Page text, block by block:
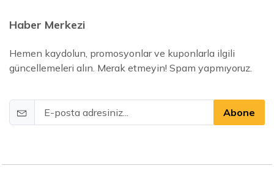
Haber Merkezi
Hemen kaydolun, promosyonlar ve kuponlarla ilgili
güncellemeleri alın. Merak etmeyin! Spam yapmıyoruz.
Abone